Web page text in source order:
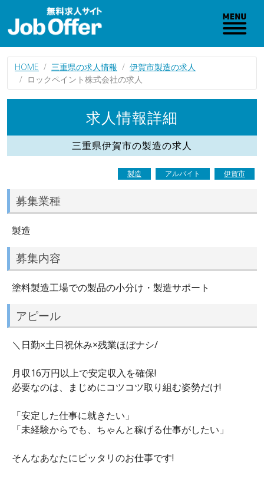
HOME 三重県の求人情報
伊賀市製造の求人
ロックペイント株式会社の求人
求人情報詳細
三重県伊賀市の製造の求人
製造 アルバイト 伊賀市
募集業種
製造
募集内容
塗料製造工場での製品の小分け・製造サポート
アピール
＼日勤×土日祝休み×残業ほぼナシ/
月収16万円以上で安定収入を確保!
必要なのは、まじめにコツコツ取り組む姿勢だけ!
「安定した仕事に就きたい」
「未経験からでも、ちゃんと稼げる仕事がしたい」
そんなあなたにピッタリのお仕事です!